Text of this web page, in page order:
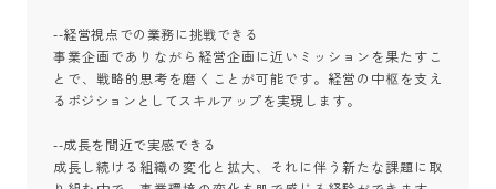
--経営視点での業務に挑戦できる
事業企画でありながら経営企画に近いミッションを果たすこ
とで、戦略的思考を磨くことが可能です。経営の中枢を支え
るポジションとしてスキルアップを実現します。
--成長を間近で実感できる
成長し続ける組織の変化と拡大、それに伴う新たな課題に取